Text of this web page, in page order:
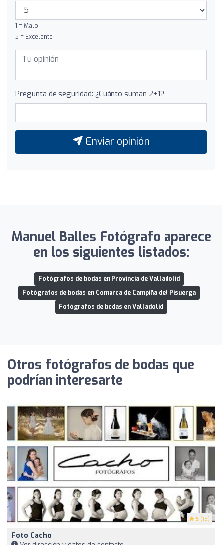
1 = Malo
5 = Excelente
Pregunta de seguridad: ¿Cuánto suman 2+1?
Enviar opinión
Manuel Balles Fotógrafo aparece
en los siguientes listados:
Fotógrafos de bodas en Provincia de Valladolid
Fotógrafos de bodas en Comarca de Campiña del Pisuerga
Fotógrafos de bodas en Valladolid
Otros fotógrafos de bodas que
podrían interesarte
5 (18)
Foto Cacho